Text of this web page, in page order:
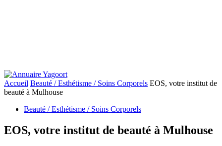
Accueil Beauté / Esthétisme / Soins Corporels EOS, votre institut de
beauté à Mulhouse
Beauté / Esthétisme / Soins Corporels
EOS, votre institut de beauté à Mulhouse